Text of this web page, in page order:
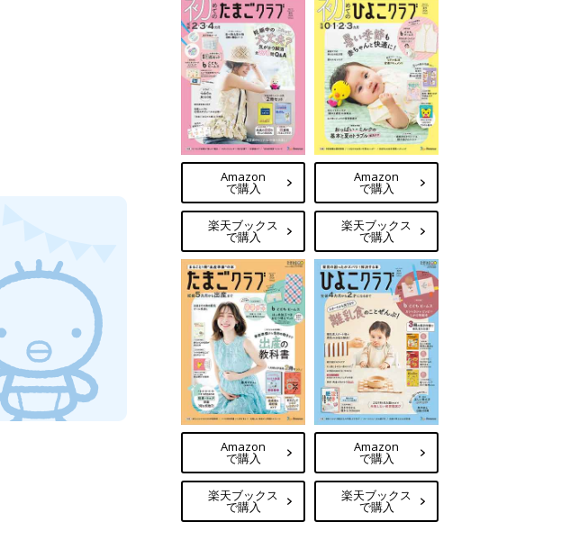
Amazon
で購入
楽天ブックス
で購入
Amazon
で購入
楽天ブックス
で購入
Amazon
で購入
楽天ブックス
で購入
Amazon
で購入
楽天ブックス
で購入